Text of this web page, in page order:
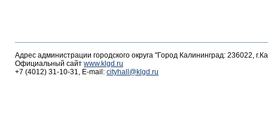
Адрес администрации городского округа "Город Калининград: 236022,
Официальный сайт www.klgd.ru
+7 (4012) 31-10-31, E-mail: cityhall@klgd.ru